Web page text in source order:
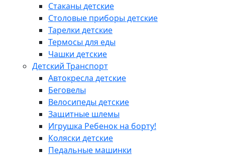
Стаканы детские
Столовые приборы детские
Тарелки детские
Термосы для еды
Чашки детские
Детский Транспорт
Автокресла детские
Беговелы
Велосипеды детские
Защитные шлемы
Игрушка Ребенок на борту!
Коляски детские
Педальные машинки